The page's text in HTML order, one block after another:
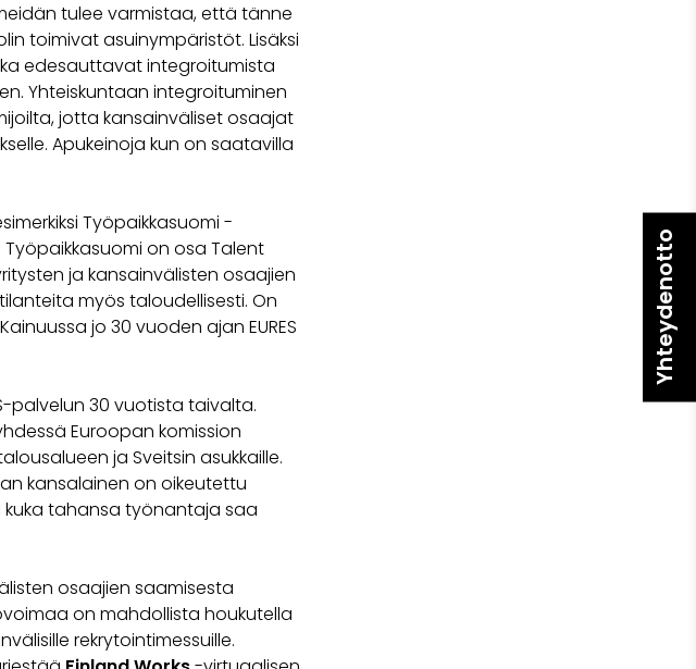
tulee varmistaa, että tänne
toimivat asuinympäristöt. Lisäksi
edesauttavat integroitumista
Yhteiskuntaan integroituminen
jotta kansainväliset osaajat
Apukeinoja kun on saatavilla
Työpaikkasuomi -
on osa Talent
ja kansainvälisten osaajien
myös taloudellisesti. On
jo 30 vuoden ajan EURES
palvelun 30 vuotista taivalta.
Euroopan komission
ja Sveitsin asukkaille.
kansalainen on oikeutettu
tahansa työnantaja saa
osaajien saamisesta
on mahdollista houkutella
rekrytointimessuille.
Yhteydenotto